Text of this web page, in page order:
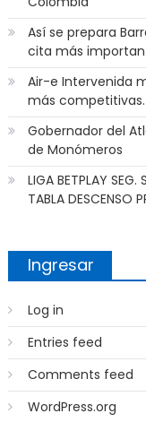
Así se prepara
cita más
Air-e Intervenida
más competitivas.
Gobernador del
de Monómeros
LIGA BETPLAY SEG.
TABLA DESCENSO
Ingresar
Log in
Entries feed
Comments feed
WordPress.org